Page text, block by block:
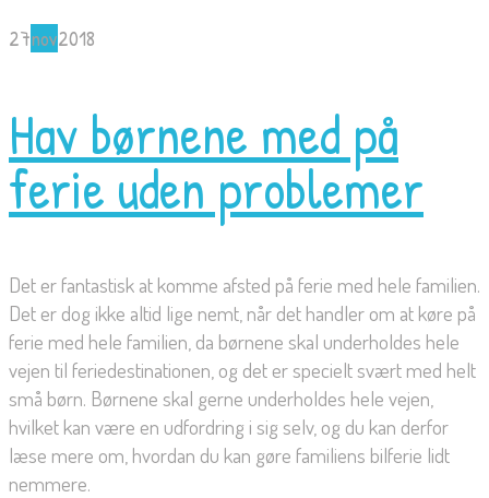
27nov2018
Hav børnene med på
ferie uden problemer
Det er fantastisk at komme afsted på ferie med hele familien.
Det er dog ikke altid lige nemt, når det handler om at køre på
ferie med hele familien, da børnene skal underholdes hele
vejen til feriedestinationen, og det er specielt svært med helt
små børn. Børnene skal gerne underholdes hele vejen,
hvilket kan være en udfordring i sig selv, og du kan derfor
læse mere om, hvordan du kan gøre familiens bilferie lidt
nemmere.